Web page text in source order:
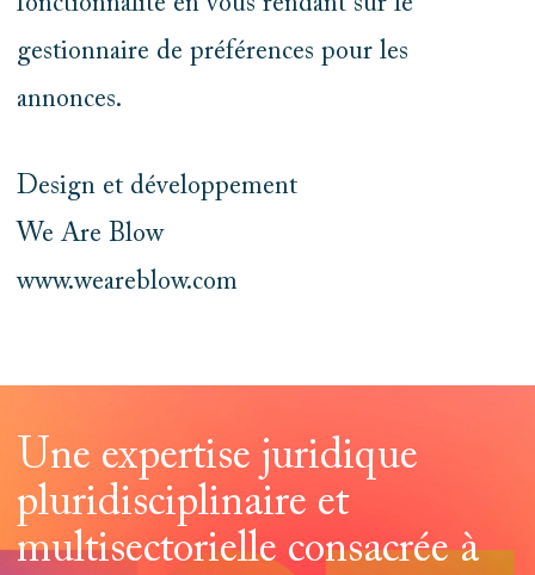
gestionnaire de préférences pour les
annonces.
Design et développement
We Are Blow
www.weareblow.com
Une expertise juridique
pluridisciplinaire et
multisectorielle consacrée à